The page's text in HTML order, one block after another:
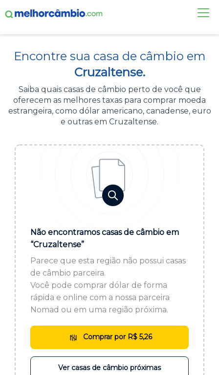
CASAS DE CÂMBIO
DÓLAR HOJE
ALERTA DE CÂMBIO
Acesse sua conta:
BROKER DE OFERTAS
ou cadastre-se se ainda não tem registro:
Encontre sua casa de câmbio em
Cruzaltense.
Saiba quais casas de câmbio perto de você que
oferecem as melhores taxas para comprar moeda
estrangeira, como dólar americano, canadense, euro
e outras em Cruzaltense.
Não encontramos casas de câmbio em
“Cruzaltense”
Parece que esta região não possui casas
de câmbio parceira.
Você pode comprar dólar de forma
rápida e online com a nossa parceira
Nomad ou em uma região próxima.
Comprar por R$ 5,26
Ver casas de câmbio próximas